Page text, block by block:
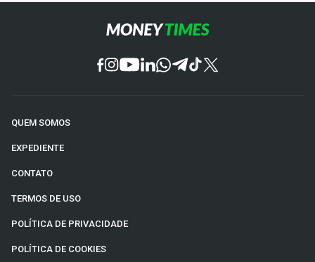
QUEM SOMOS
EXPEDIENTE
CONTATO
TERMOS DE USO
POLÍTICA DE PRIVACIDADE
POLÍTICA DE COOKIES